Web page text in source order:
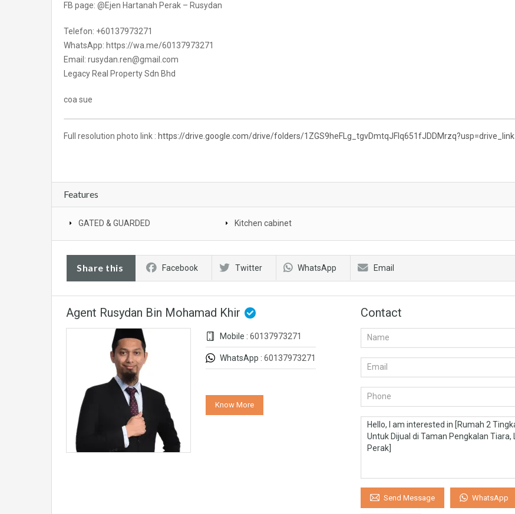
FB page: @Ejen Hartanah Perak – Rusydan
Telefon: +60137973271
WhatsApp: https://wa.me/60137973271
Email: rusydan.ren@gmail.com
Legacy Real Property Sdn Bhd
coa sue
Full resolution photo link : https://drive.google.com/drive/folders/1ZGS9heFLg_tgvDmtqJFIq651fJDDMrzq?usp=drive_link
Features
GATED & GUARDED Kitchen cabinet
Share this Facebook Twitter WhatsApp Email
Agent Rusydan Bin Mohamad Khir
Mobile : 60137973271
WhatsApp : 60137973271
Know More
Contact
Send Message WhatsApp